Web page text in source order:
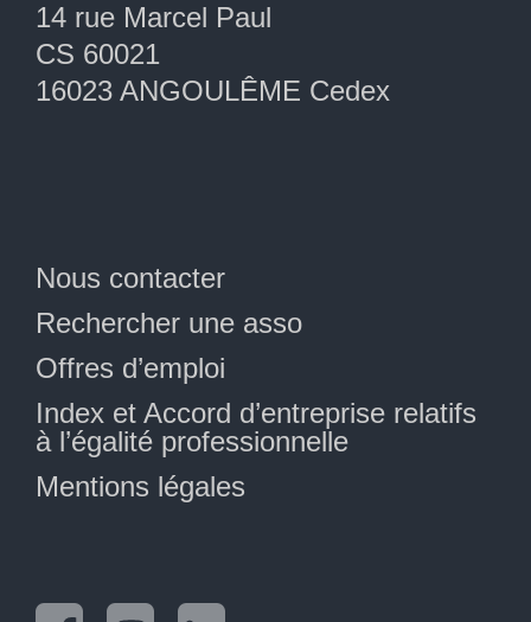
14 rue Marcel Paul
CS 60021
16023 ANGOULÊME Cedex
Nous contacter
Rechercher une asso
Offres d’emploi
Index et Accord d’entreprise relatifs
à l’égalité professionnelle
Mentions légales
Facebook InstagramLinkedIn